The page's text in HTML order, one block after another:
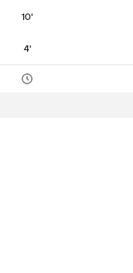
10'
4'